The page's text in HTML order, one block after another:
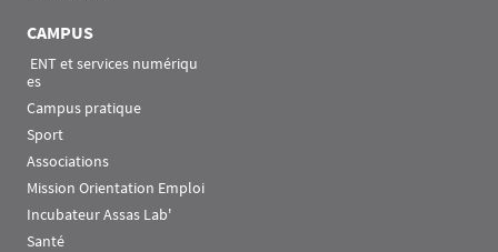
CAMPUS
es
Campus pratique
Sport
Associations
Mission Orientation Emploi
Incubateur Assas Lab'
Santé